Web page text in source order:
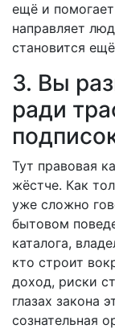
ещё и
направляет
становится
3. Вы
ради
Тут правовая
жёстче. Как
уже сложно
бытовом
каталога,
кто строит
доход, риски
глазах закона
сознательная